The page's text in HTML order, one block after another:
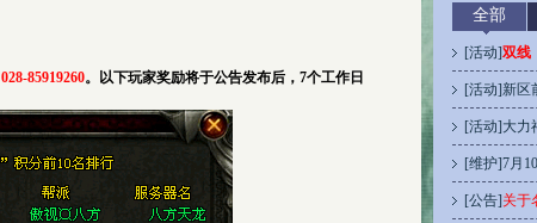
028-85919260。以下玩家奖励将于公告发布后， 7个工作日
全部
[活动]双线
[活动] 新区
[活动] 大力
[维护]7月
[公告] 关于